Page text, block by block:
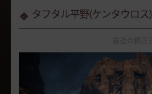
タフタル平野(ケンタウロス)